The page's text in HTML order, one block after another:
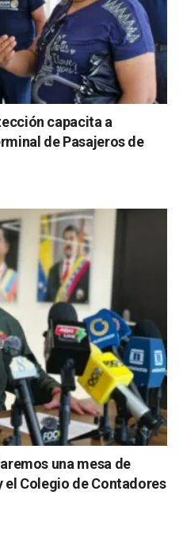
capacita a
de Pasajeros de
una mesa de
Colegio de Contadores